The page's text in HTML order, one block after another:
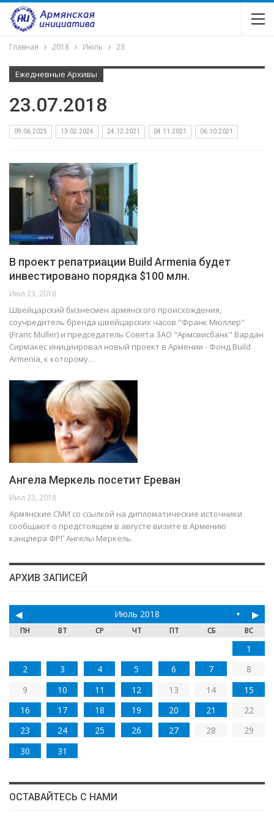
Главная 2018 Июль 23
Ежедневные Архивы
23.07.2018
09.06.2025 13.02.2024 24.12.2021 04.11.2021 06.10.2021
В проект репатриации Build Armenia будет
инвестировано порядка $100 млн.
Июл 23, 2018
Швейцарский бизнесмен армянского происхождения,
соучредитель бренда швейцарских часов "Франк Мюллер"
(Franc Muller) и председатель Совета ЗАО "Армсвисбанк" Вардан
Сирмакес инициировал новый проект в Армении - Фонд Build
Armenia, к которому…
Ангела Меркель посетит Ереван
Июл 23, 2018
Армянские СМИ со ссылкой на дипломатические источники
сообщают о предстоящем в августе визите в Армению
канцлера ФРГ Ангелы Меркель.
АРХИВ ЗАПИСЕЙ
◀ Июль 2018 ▼ ▶
ПН ВТ СР ЧТ ПТ СБ ВС
1
2
3 4 5 6 7
8
9
10 11 12 13 14
15
16
17 18 19 20 21
22
23
24 25 26 27 28
29
30
31
ОСТАВАЙТЕСЬ С НАМИ